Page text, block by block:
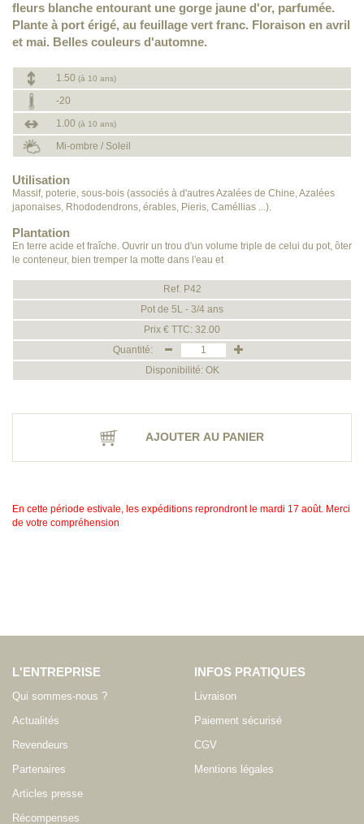
fleurs blanche entourant une gorge jaune d'or, parfumée.
Plante à port érigé, au feuillage vert franc. Floraison en avril
et mai. Belles couleurs d'automne.
1.50 (à 10 ans)
-20
1.00 (à 10 ans)
Mi-ombre / Soleil
Utilisation
Massif, poterie, sous-bois (associés à d'autres Azalées de Chine, Azalées
japonaises, Rhododendrons, érables, Pieris, Caméllias ...).
Plantation
En terre acide et fraîche. Ouvrir un trou d'un volume triple de celui du pot, ôter
le conteneur, bien tremper la motte dans l'eau et
Ref. P42
Pot de 5L - 3/4 ans
Prix € TTC: 32.00
Quantité:
Disponibilité: OK
AJOUTER AU PANIER
En cette période estivale, les expéditions reprondront le mardi 17 août. Merci
de votre compréhension
L'ENTREPRISE
Qui sommes-nous ?
Actualités
Revendeurs
Partenaires
Articles presse
Récompenses
INFOS PRATIQUES
Livraison
Paiement sécurisé
CGV
Mentions légales